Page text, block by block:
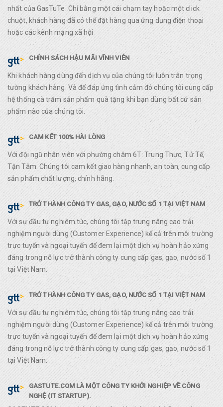
nhất của GasTuTe. Chỉ bằng một cái chạm tay hoặc một click
chuột, khách hàng đã có thể đặt hàng qua ứng dụng điện thoại
hoặc các kênh mạng xã hội
CHÍNH SÁCH HẬU MÃI VĨNH VIỄN
Khi khách hàng dùng đến dịch vụ của chúng tôi luôn trân trọng
tường khách hàng. Và để đáp ứng tình cảm đó chúng tôi cung cấp
hệ thống cà trăm sản phẩm quà tặng khi bạn dùng bất cứ sản
phẩm nào của chúng tôi.
CAM KẾT 100% HÀI LÒNG
Với đội ngũ nhân viên với phường châm 6T: Trung Thực, Tử Tế,
Tận Tâm. Chúng tôi cam kết giao hàng nhanh, an toàn, cung cấp
sản phẩm chất lượng, chính hãng.
TRỞ THÀNH CÔNG TY GAS, GẠO, NƯỚC SỐ 1 TẠI VIỆT NAM
Với sự đầu tư nghiêm túc, chúng tôi tập trung nâng cao trải
nghiệm người dùng (Customer Experience) kể cả trên môi trường
trực tuyến và ngoại tuyến để đem lại một dịch vụ hoàn hảo xứng
đáng trong nỗ lực trở thành công ty cung cấp gas, gạo, nước số 1
tại Việt Nam.
TRỞ THÀNH CÔNG TY GAS, GẠO, NƯỚC SỐ 1 TẠI VIỆT NAM
Với sự đầu tư nghiêm túc, chúng tôi tập trung nâng cao trải
nghiệm người dùng (Customer Experience) kể cả trên môi trường
trực tuyến và ngoại tuyến để đem lại một dịch vụ hoàn hảo xứng
đáng trong nỗ lực trở thành công ty cung cấp gas, gạo, nước số 1
tại Việt Nam.
GASTUTE.COM LÀ MỘT CÔNG TY KHỞI NGHIỆP VỀ CÔNG
NGHỆ (IT STARTUP).